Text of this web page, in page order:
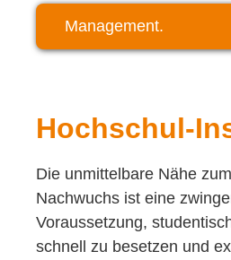
Hochschul-
Die unmittelbare Nähe
Nachwuchs ist eine
Voraussetzung,
schnell zu besetzen und
Management.